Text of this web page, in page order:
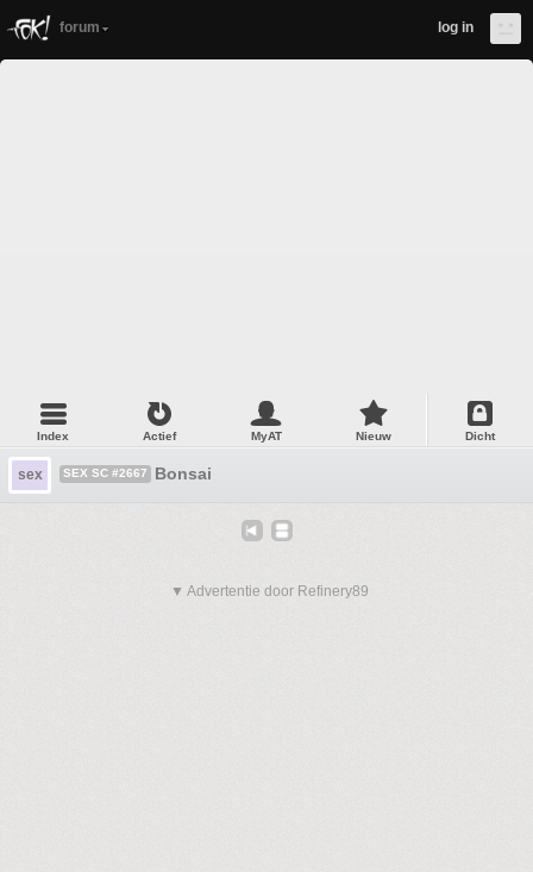
forum log in
Index Actief MyAT Nieuw Dicht
sex SEX SC #2667 Bonsai
▼ Advertentie door Refinery89